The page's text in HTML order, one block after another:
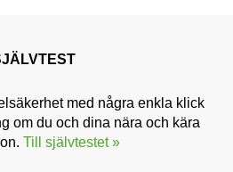
med några enkla klick
om du och dina nära och kära
Till självtestet »